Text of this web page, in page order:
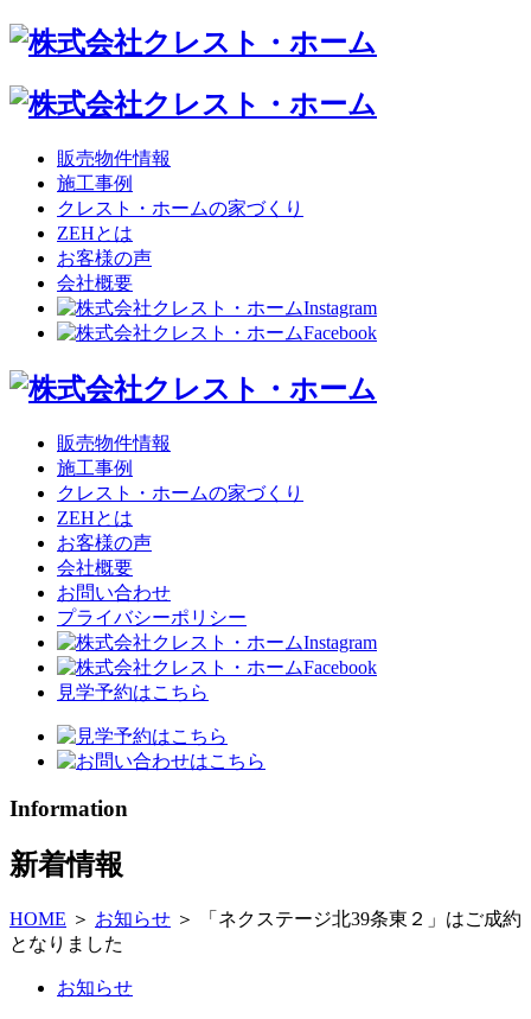
販売物件情報
施工事例
クレスト・ホームの家づくり
ZEHとは
お客様の声
会社概要
販売物件情報
施工事例
クレスト・ホームの家づくり
ZEHとは
お客様の声
会社概要
お問い合わせ
プライバシーポリシー
見学予約はこちら
Information
新着情報
HOME ＞ お知らせ ＞
「ネクステージ北39条東２」はご成約
となりました
お知らせ